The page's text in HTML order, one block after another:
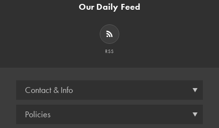
Our Daily Feed
RSS
Contact & Info
Policies